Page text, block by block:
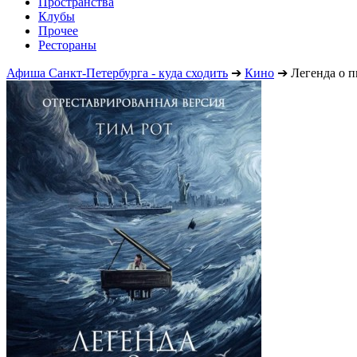
Клубы
Прочее
Рестораны
Афиша Санкт-Петербурга - куда сходить ➔ Кино ➔ Легенда о